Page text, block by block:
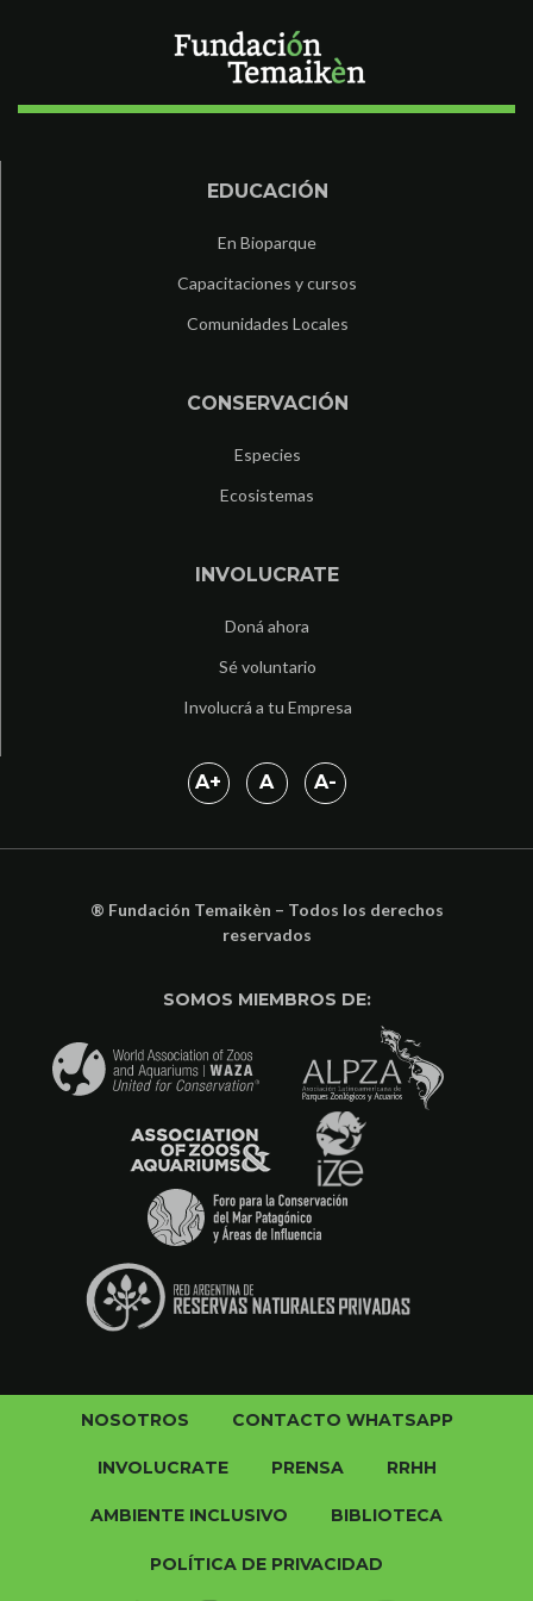
EDUCACIÓN
En Bioparque
Capacitaciones y cursos
Comunidades Locales
CONSERVACIÓN
Especies
Ecosistemas
INVOLUCRATE
Doná ahora
Sé voluntario
Involucrá a tu Empresa
A+ A A-
® Fundación Temaikèn – Todos los derechos
reservados
SOMOS MIEMBROS DE:
NOSOTROS CONTACTO WHATSAPP
INVOLUCRATE PRENSA RRHH
AMBIENTE INCLUSIVO BIBLIOTECA
POLÍTICA DE PRIVACIDAD